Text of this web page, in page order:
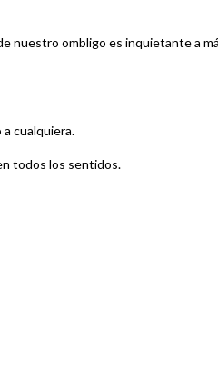
nuestro ombligo es inquietante a
cualquiera.
todos los sentidos.